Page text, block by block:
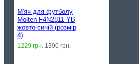
М'яч для футболу
Molten F4N2811-YB
жовто-синій (розмір
4)
1229 грн. 1390 грн.